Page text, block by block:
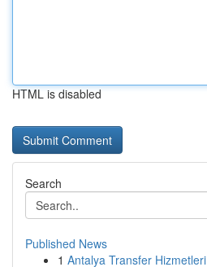
HTML is disabled
Search
Published News
1 Antalya Transfer Hizmetleri